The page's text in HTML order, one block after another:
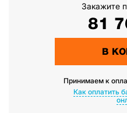
Закажите
81
В
Принимаем к
Как оплатить